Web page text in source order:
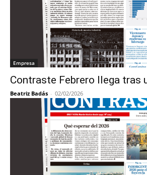
Empresa
Contraste Febrero llega tras
Beatriz Badás - 02/02/2026